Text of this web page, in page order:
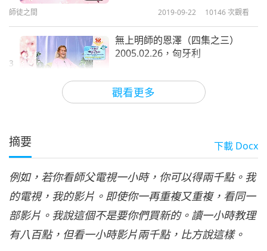
觀看更多
師徒之間 2019-09-22 10146次觀看
3
無上明師的恩澤（四集之三）
2005.02.26，匈牙利
4
32:39
師徒之間 2019-09-24 8562次觀看
摘要 下載 Docx
例如，若你看師父電視一小時，你可以得兩千點。我
的電視，我的影片。即使你一再重複又重複，看同一
部影片。我說這個不是要你們買新的。讀一小時教理
有八百點，但看一小時影片兩千點，比方說這樣。